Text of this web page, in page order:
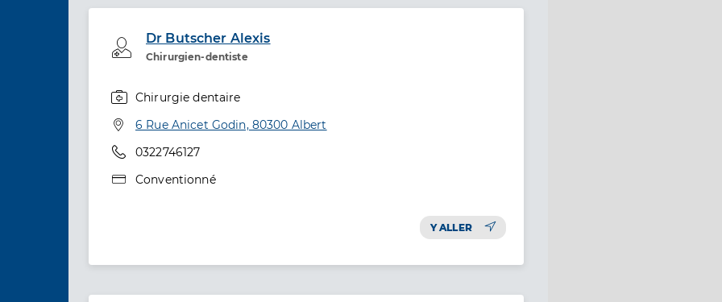
Dr Butscher Alexis
Chirurgien-dentiste
Professionel de santé
Chirurgie dentaire
Adresse
6 Rue Anicet Godin, 80300 Albert
Téléphone
0322746127
Type de convention
Conventionné
Y ALLER